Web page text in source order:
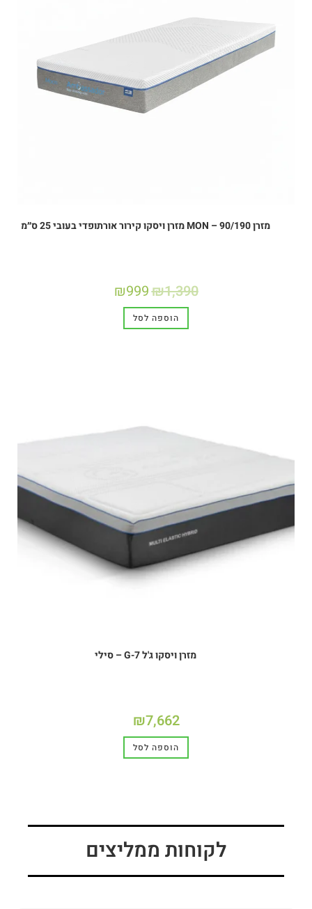
מזרן MON – 90/190 מזרן ויסקו קירור אורתופדי בעובי 25 ס״מ
₪1,390
₪999
הוספה לסל
מזרן ויסקו ג'ל G-7 – סילי
₪7,662
הוספה לסל
לקוחות ממליצים